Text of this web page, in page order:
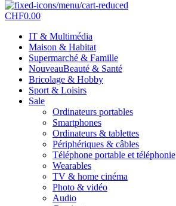
CHF0.00
IT & Multimédia
Maison & Habitat
Supermarché & Famille
NouveauBeauté & Santé
Bricolage & Hobby
Sport & Loisirs
Sale
Ordinateurs portables
Smartphones
Ordinateurs & tablettes
Périphériques & câbles
Téléphone portable et téléphonie
Wearables
TV & home cinéma
Photo & vidéo
Audio